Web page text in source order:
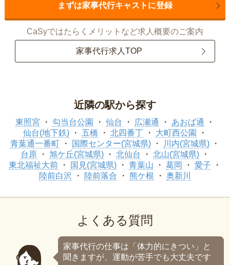
まずは家事代行キャストに登録
CaSyではたらくメリットなど求人概要のご案内
家事代行求人TOP
近隣の駅から探す
東照宮 勾当台公園 仙台 広瀬通
あおば通
仙台(地下鉄)
五橋 北四番丁
大町西公園
青葉通一番町
国際センター(宮城県)
川内(宮城県)
台原
旭ケ丘(宮城県) 北仙台
北山(宮城県)
東北福祉大前
国見(宮城県) 青葉山 葛岡
愛子
陸前白沢
陸前落合 熊ケ根 奥新川
よくある質問
家事代行の仕事は「体力的にきつい」と
聞きますが、運動が苦手でも大丈夫です